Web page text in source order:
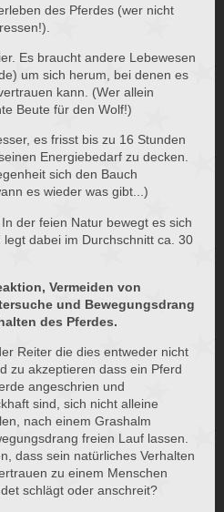
des Pferdes (wer nicht
Es braucht andere Lebewesen
um sich herum, bei denen es
kann. (Wer allein
Beute für den Wolf!)
es frisst bis zu 16 Stunden
Energiebedarf zu decken.
sich den Bauch
es wieder was gibt...)
der feien Natur bewegt es sich
dabei im Durchschnitt ca. 30
Vermeiden von
und Bewegungsdrang
des Pferdes.
Reiter die dies entweder nicht
zu akzeptieren dass ein Pferd
angeschrien und
sind, sich nicht alleine
nach einem Grashalm
freien Lauf lassen.
dass sein natürliches Verhalten
zu einem Menschen
schlägt oder anschreit?